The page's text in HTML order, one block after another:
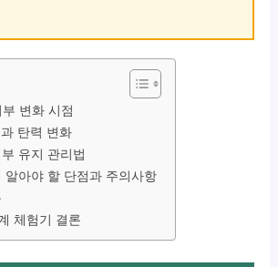
변화 시점
탄력 변화
유지 관리법
알아야 할 단점과 주의사항
체험기 결론